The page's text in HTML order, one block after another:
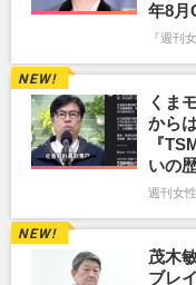
年8月
『週刊
くま
から
『
いの
週刊女
茂木
ブレ